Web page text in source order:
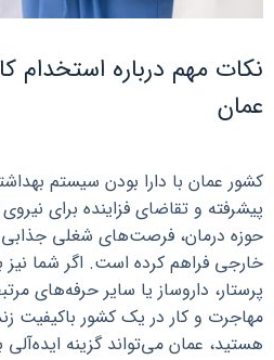
نکات مهم درباره استخدام
عمان
کشور عمان با دارا بودن سیستم
پیشرفته و تقاضای فزاینده برای
حوزه درمان، فرصت‌های شغلی جذابی
خارجی فراهم کرده است. اگر شما نیز
پرستار، داروساز یا سایر حرفه‌های
مهاجرت و کار در یک کشور باکیفیت
هستید، عمان می‌تواند گزینه